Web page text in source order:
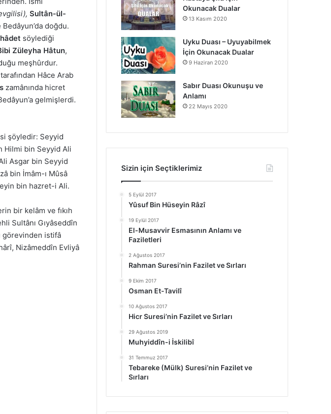
Sultân-ül-
doğdu.
söylediği
Züleyha Hâtun,
meşhûrdur.
Hâce Arab
zamânında hicret
gelmişlerdi.
şöyledir: Seyyid
Hilmi bin Seyyid Ali
Asgar bin Seyyid
bin İmâm-ı Mûsâ
bin hazret-i Ali.
bir kelâm ve fıkıh
Sultânı Gıyâseddîn
görevinden istifâ
Nizâmeddîn Evliyâ
Okunacak Dualar
13 Kasım 2020
Uyku Duası – Uyuyabilmek
İçin Okunacak Dualar
9 Haziran 2020
Sabır Duası Okunuşu ve
Anlamı
22 Mayıs 2020
Sizin için Seçtiklerimiz
5 Eylül 2017
Yûsuf Bin Hüseyin Râzî
19 Eylül 2017
El-Musavvir Esmasının Anlamı ve
Faziletleri
2 Ağustos 2017
Rahman Suresi’nin Fazilet ve Sırları
9 Ekim 2017
Osman Et-Tavilî
10 Ağustos 2017
Hicr Suresi’nin Fazilet ve Sırları
29 Ağustos 2019
Muhyiddîn-i İskilibî
31 Temmuz 2017
Tebareke (Mülk) Suresi’nin Fazilet ve
Sırları